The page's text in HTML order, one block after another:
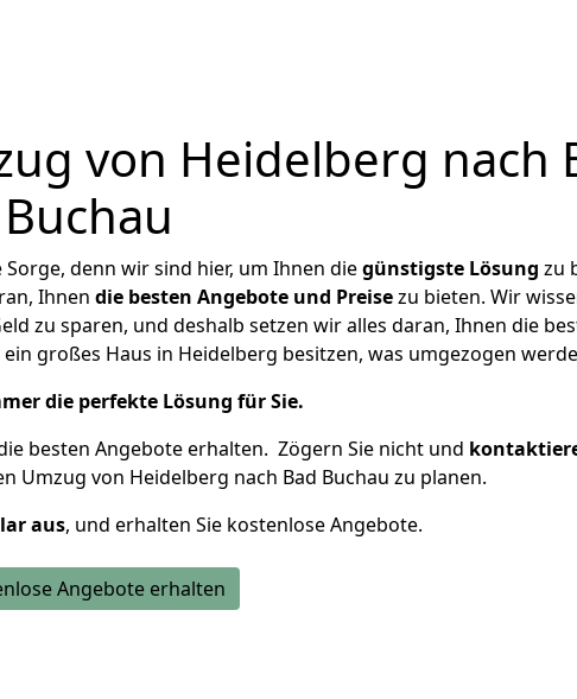
von Heidelberg nach
Buchau
denn wir sind hier, um Ihnen diegünstigste Lösung zu
Ihnen die besten Angebote und Preisezu bieten. Wir
zu sparen, und deshalb setzen wir alles daran, Ihnen die
großes Haus in Heidelberg besitzen, was umgezogen
die perfekte Lösung für Sie.
besten Angebote erhalten. Zögern Sie nicht und
Umzug von Heidelberg nach Bad Buchau zu planen.
aus, und erhalten Sie kostenlose Angebote.
Angebote erhalten